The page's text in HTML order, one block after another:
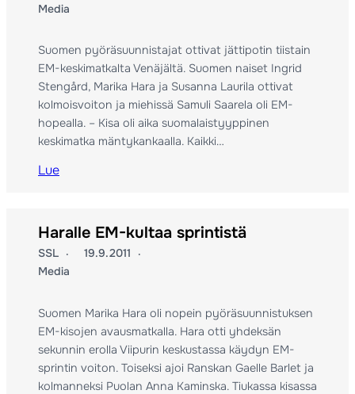
Media
Suomen pyöräsuunnistajat ottivat jättipotin tiistain
EM-keskimatkalta Venäjältä. Suomen naiset Ingrid
Stengård, Marika Hara ja Susanna Laurila ottivat
kolmoisvoiton ja miehissä Samuli Saarela oli EM-
hopealla. – Kisa oli aika suomalaistyyppinen
keskimatka mäntykankaalla. Kaikki…
Lue
Haralle EM-kultaa sprintistä
SSL
19.9.2011
Media
Suomen Marika Hara oli nopein pyöräsuunnistuksen
EM-kisojen avausmatkalla. Hara otti yhdeksän
sekunnin erolla Viipurin keskustassa käydyn EM-
sprintin voiton. Toiseksi ajoi Ranskan Gaelle Barlet ja
kolmanneksi Puolan Anna Kaminska. Tiukassa kisassa